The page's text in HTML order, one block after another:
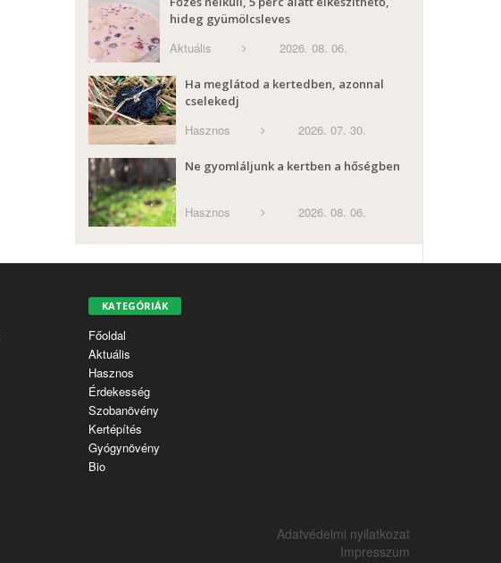
hideg gyümölcsleves
Aktuális 2026. 08. 06.
Ha meglátod a kertedben, azonnal
cselekedj
Hasznos 2026. 07. 30.
Ne gyomláljunk a kertben a hőségben
Hasznos 2026. 08. 06.
KATEGÓRIÁK
Főoldal
Aktuális
Hasznos
Érdekesség
Szobanövény
Kertépítés
Gyógynövény
Bio
Adatvédelmi nyilatkozat
Impresszum